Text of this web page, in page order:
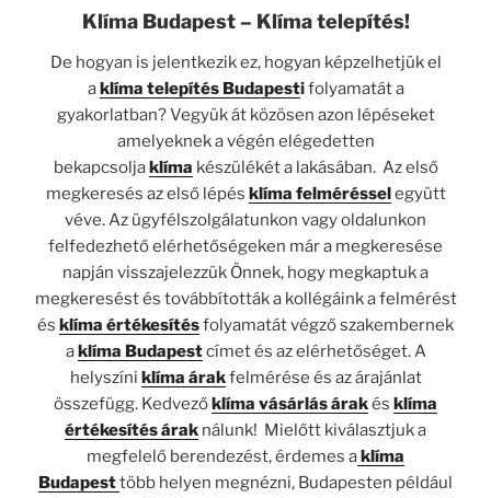
Klíma Budapest – Klíma telepítés!
De hogyan is jelentkezik ez, hogyan képzelhetjük el
a klíma telepítés Budapestifolyamatát a
gyakorlatban? Vegyük át közösen azon lépéseket
amelyeknek a végén elégedetten
bekapcsolja klíma készülékét a lakásában. Az első
megkeresés az első lépés klíma felméréssel együtt
véve. Az ügyfélszolgálatunkon vagy oldalunkon
felfedezhető elérhetőségeken már a megkeresése
napján visszajelezzük Önnek, hogy megkaptuk a
megkeresést és továbbították a kollégáink a felmérést
és klíma értékesítésfolyamatát végző szakembernek
a klíma Budapestcímet és az elérhetőséget. A
helyszíni klíma árakfelmérése és az árajánlat
összefügg. Kedvező klíma vásárlás árakés klíma
értékesítés árak nálunk! Mielőtt kiválasztjuk a
megfelelő berendezést, érdemes a klíma
Budapesttöbb helyen megnézni, Budapesten például